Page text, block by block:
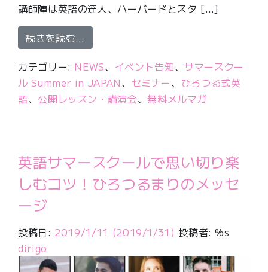
講師陣は英語の達人、ハーバードとスタ […]
続きを読む…
カテゴリー: NEWS、 イベント告知、サマースクー
ル Summer in JAPAN、 セミナー、 ひろつる式英
語、 公開レッスン・講演会、無料メルマガ
英語サマースクールで思い切り楽
しむコツ！ひろつるまりのメッセ
ージ
投稿日: 2019/1/11 (2019/1/31) 投稿者: %s
dirigo